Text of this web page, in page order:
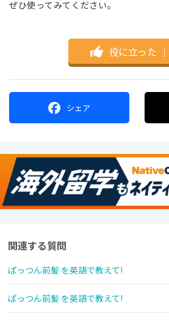
ぜひ使ってみてください。
役に立った ｜
シェア
関連する質問
ぱっつん前髪 を英語で教えて!
ぱっつん前髪 を英語で教えて!